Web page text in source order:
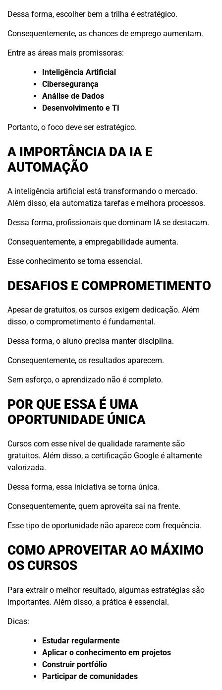
Dessa forma, escolher bem a trilha é estratégico.
Consequentemente, as chances de emprego aumentam.
Entre as áreas mais promissoras:
Inteligência Artificial
Cibersegurança
Análise de Dados
Desenvolvimento e TI
Portanto, o foco deve ser estratégico.
A IMPORTÂNCIA DA IA E
AUTOMAÇÃO
A inteligência artificial está transformando o mercado.
Além disso, ela automatiza tarefas e melhora processos.
Dessa forma, profissionais que dominam IA se destacam.
Consequentemente, a empregabilidade aumenta.
Esse conhecimento se torna essencial.
DESAFIOS E COMPROMETIMENTO
Apesar de gratuitos, os cursos exigem dedicação. Além
disso, o comprometimento é fundamental.
Dessa forma, o aluno precisa manter disciplina.
Consequentemente, os resultados aparecem.
Sem esforço, o aprendizado não é completo.
POR QUE ESSA É UMA
OPORTUNIDADE ÚNICA
Cursos com esse nível de qualidade raramente são
gratuitos. Além disso, a certificação Google é altamente
valorizada.
Dessa forma, essa iniciativa se torna única.
Consequentemente, quem aproveita sai na frente.
Esse tipo de oportunidade não aparece com frequência.
COMO APROVEITAR AO MÁXIMO
OS CURSOS
Para extrair o melhor resultado, algumas estratégias são
importantes. Além disso, a prática é essencial.
Dicas:
Estudar regularmente
Aplicar o conhecimento em projetos
Construir portfólio
Participar de comunidades